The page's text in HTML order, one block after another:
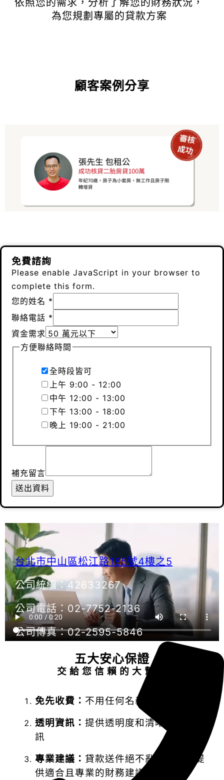
為您規劃專屬的貸款方案
顧客案例分享
免費諮詢
Please enable JavaScript in your browser to
complete this form.
您的姓名 *
聯絡電話 *
資金需求
方便聯絡時間
全時段皆可
上午 9:00 - 12:00
中午 12:00 - 13:00
下午 13:00 - 18:00
晚上 19:00 - 21:00
補充留言
送出資料
五大安心保證
交 給 您 信 賴 的 大 幫 手
免先收費： 不用任何名義先收取費用
透明資訊： 提供透明度和清晰的貸款資
訊
專業建議： 貸款送件絕不亂槍打鳥，提
供適合且專業的財務建議
台北市中山區松江路185號4樓之5
公司統編：42633267
公司電話：02-7752-2136
公司傳真：02-2595-5846